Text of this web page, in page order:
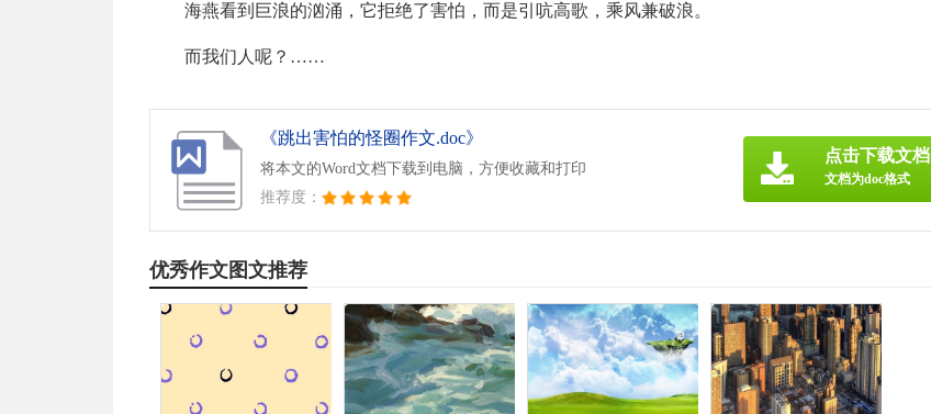
海燕看到巨浪的汹涌，它拒绝了害怕，而是引吭高歌，乘风兼破浪。
而我们人呢？……
《跳出害怕的怪圈作文.doc》
将本文的Word文档下载到电脑，方便收藏和打印
推荐度：
点击下载文档
文档为doc格式
优秀作文图文推荐